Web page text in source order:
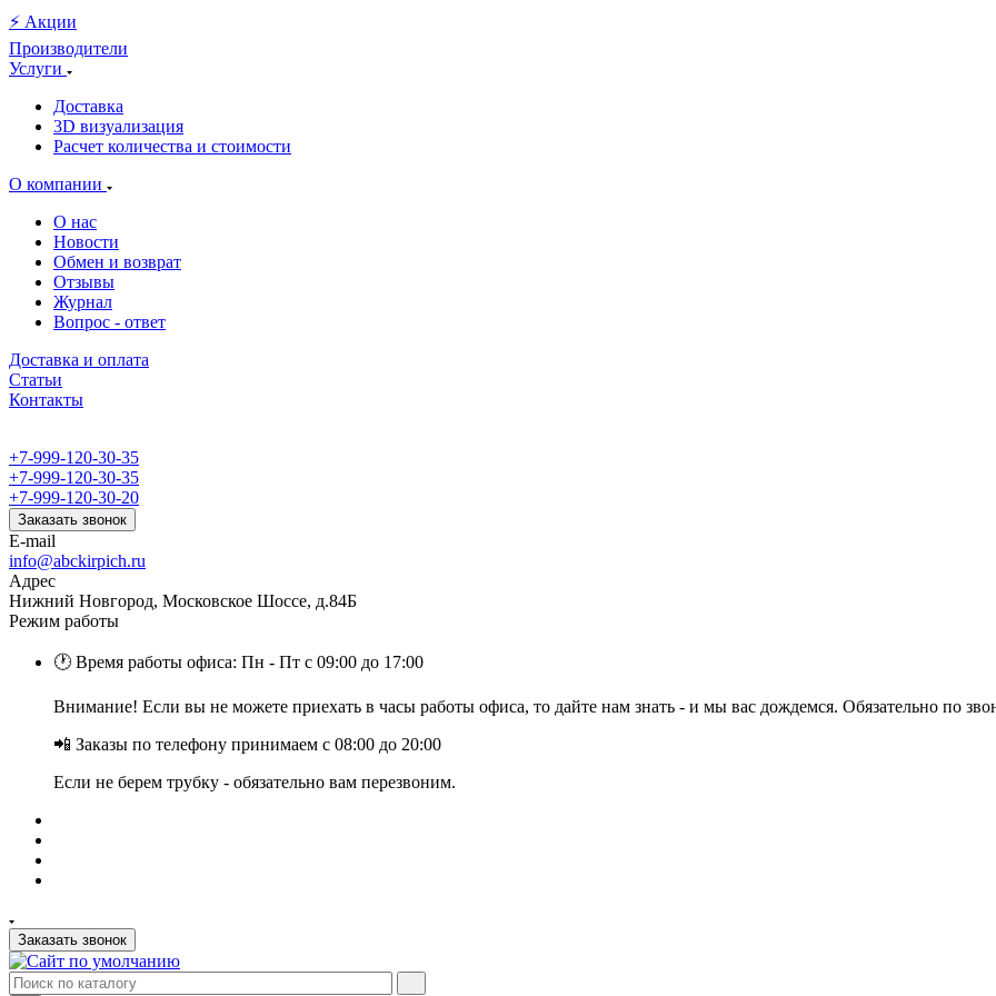
⚡️ Акции
Производители
Услуги
Доставка
3D визуализация
Расчет количества и стоимости
О компании
О нас
Новости
Обмен и возврат
Отзывы
Журнал
Вопрос - ответ
Доставка и оплата
Статьи
Контакты
+7-999-120-30-35
+7-999-120-30-35
+7-999-120-30-20
Заказать звонок
E-mail
info@abckirpich.ru
Адрес
Нижний Новгород, Московское Шоссе, д.84Б
Режим работы
🕐 Время работы офиса: Пн - Пт с 09:00 до 17:00
Внимание! Если вы не можете приехать в часы работы офиса, то дайте нам знать - и мы вас дождемся. Обязательно по
📲 Заказы по телефону принимаем с 08:00 до 20:00
Если не берем трубку - обязательно вам перезвоним.
Заказать звонок